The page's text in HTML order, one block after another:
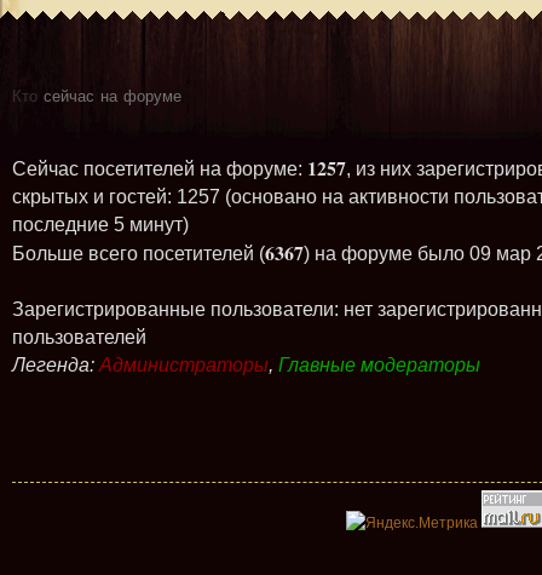
Кто сейчас на форуме
Сейчас посетителей на форуме: 1257, из них
скрытых и гостей: 1257 (основано на активности
последние 5 минут)
Больше всего посетителей (6367) на форуме было 09 мар
Зарегистрированные пользователи: нет
пользователей
Легенда: Администраторы, Главные модераторы